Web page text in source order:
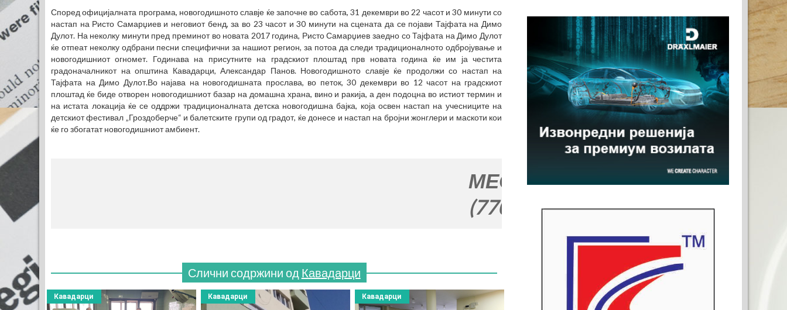
Според официјалната програма, новогодишното славје ќе започне во сабота, 31 декември во 22 часот и 30 минути со
настап на Ристо Самарџиев и неговиот бенд, за во 23 часот и 30 минути на сцената да се појави Тајфата на Димо
Дулот. На неколку минути пред преминот во новата 2017 година, Ристо Самарџиев заедно со Тајфата на Димо Дулот
ќе отпеат неколку одбрани песни специфични за нашиот регион, за потоа да следи традиционалното одбројување и
новогодишниот огномет. Годинава на присутните на градскиот плоштад прв новата година ќе им ја честита
градоначалникот на општина Кавадарци, Александар Панов. Новогодишното славје ќе продолжи со настап на
Тајфата на Димо Дулот.Во најава на новогодишната прослава, во петок, 30 декември во 12 часот на градскиот
плоштад ќе биде отворен новогодишниот базар на домашна храна, вино и ракија, а ден подоцна во истиот термин и
на истата локација ќе се оддржи традиционалната детска новогодишна бајка, која освен настап на учесниците на
детскиот фестивал „Гроздоберче“ и балетските групи од градот, ќе донесе и настап на бројни жонглери и маскоти кои
ќе го збогатат новогодишниот амбиент.
МЕСТО ЗА ВАШАТА РЕКЛАМА
(770x120)
Слични содржини од Кавадарци
Кавадарци Кавадарци Кавадарци